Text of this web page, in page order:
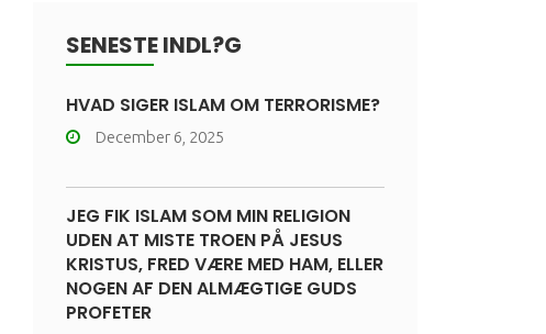
SENESTE INDL?G
HVAD SIGER ISLAM OM TERRORISME?
December 6, 2025
JEG FIK ISLAM SOM MIN RELIGION
UDEN AT MISTE TROEN PÅ JESUS
KRISTUS, FRED VÆRE MED HAM, ELLER
NOGEN AF DEN ALMÆGTIGE GUDS
PROFETER